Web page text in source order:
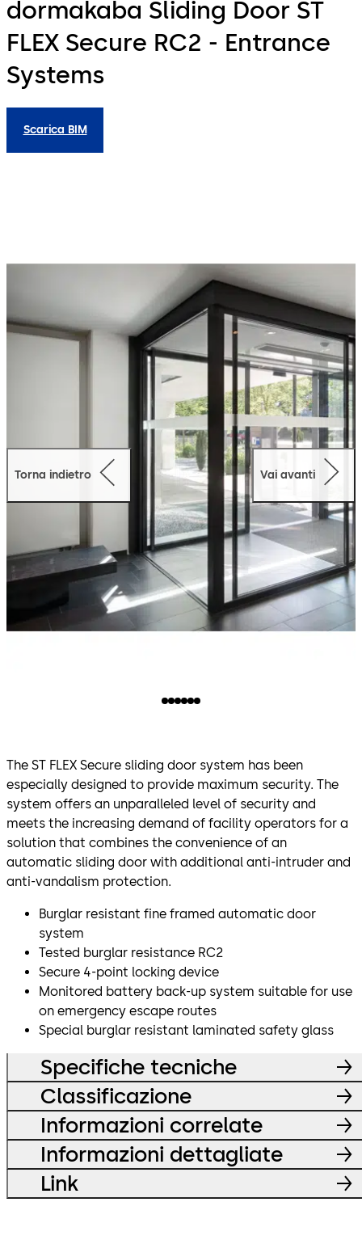
dormakaba Sliding Door ST
FLEX Secure RC2 - Entrance
Systems
Scarica BIM
Torna indietro Vai avanti
The ST FLEX Secure sliding door system has been
especially designed to provide maximum security. The
system offers an unparalleled level of security and
meets the increasing demand of facility operators for a
solution that combines the convenience of an
automatic sliding door with additional anti-intruder and
anti-vandalism protection.
Burglar resistant fine framed automatic door
system
Tested burglar resistance RC2
Secure 4-point locking device
Monitored battery back-up system suitable for use
on emergency escape routes
Special burglar resistant laminated safety glass
Specifiche tecniche
Classificazione
Informazioni correlate
Informazioni dettagliate
Link